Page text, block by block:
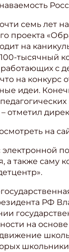
семь лет
проекта
на
тысячный
с
на конкурс
идеи.
отметил
на
электронной
а также саму
РФ
на